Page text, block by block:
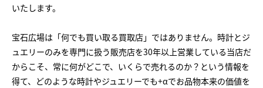
いたします。
宝石広場は「何でも買い取る買取店」ではありません。時計とジ
ュエリーのみを専門に扱う販売店を30年以上営業している当店だ
からこそ、常に何がどこで、いくらで売れるのか？という情報を
得て、どのような時計やジュエリーでも+αでお品物本来の価値を